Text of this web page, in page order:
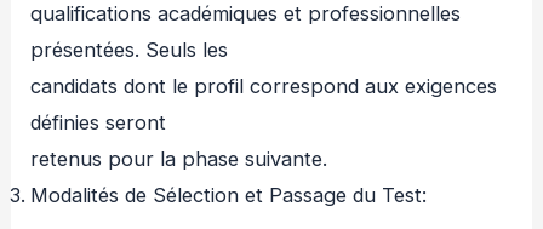
qualifications académiques et professionnelles
présentées. Seuls les
candidats dont le profil correspond aux exigences
définies seront
retenus pour la phase suivante.
Modalités de Sélection et Passage du Test: